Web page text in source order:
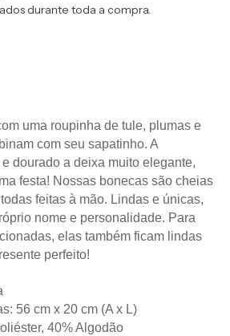
durante toda a compra.
uma roupinha de tule, plumas e
com seu sapatinho. A
dourado a deixa muito elegante,
festa! Nossas bonecas são cheias
feitas à mão. Lindas e únicas,
nome e personalidade. Para
elas também ficam lindas
perfeito!
56 cm x 20 cm (A x L)
40% Algodão